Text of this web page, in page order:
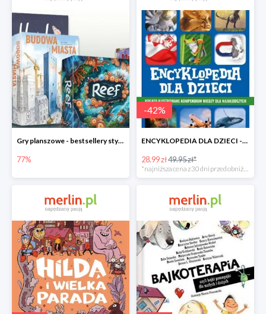
Gry planszowe - bestsellery stycznia do -77%
77%
-42%
ENCYKLOPEDIA DLA DZIECI -42%
28.99 zł49.95 zł*